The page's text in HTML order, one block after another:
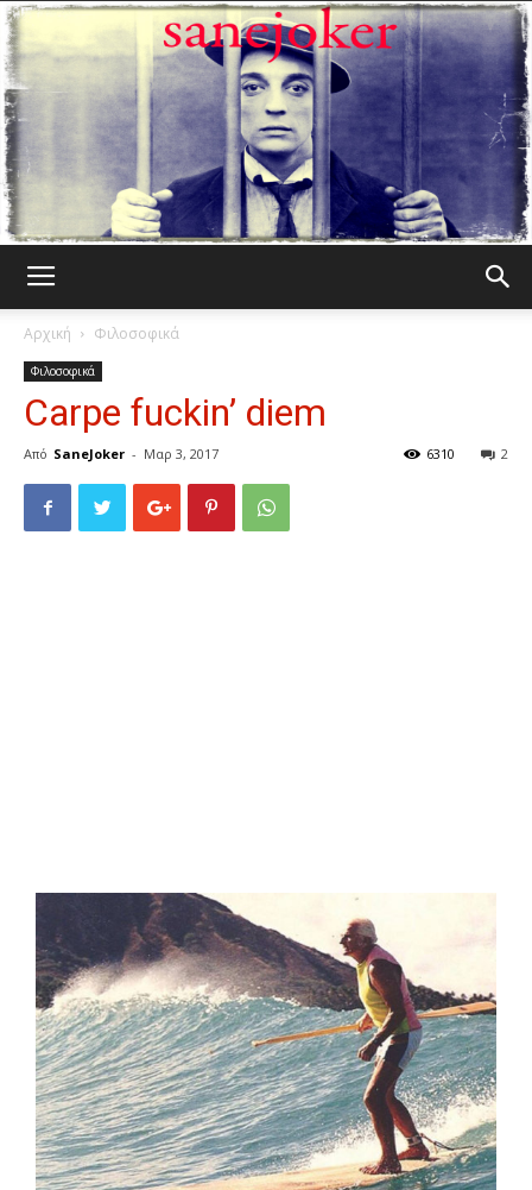
Αρχική Φιλοσοφικά
Φιλοσοφικά
Carpe fuckin’ diem
Από SaneJoker - Μαρ 3, 2017 2
6310